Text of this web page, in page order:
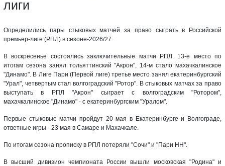
лиги
Определились пары стыковых матчей за право сыграть в Российской
премьер-лиге (РПЛ) в сезоне-2026/27.
В воскресенье состоялись заключительные матчи РПЛ. 13-е место по
итогам сезона занял тольяттинский "Акрон", 14-м стало махачкалинское
"Динамо". В Лиге Пари (Первой лиге) третье место занял екатеринбургский
"Урал", четвертым стал волгоградский "Ротор". В стыковых матчах за право
выступать в РПЛ "Акрон" сыграет с волгоградским "Ротором",
махачкалинское "Динамо" - с екатеринбургским "Уралом".
Первые стыковые матчи пройдут 20 мая в Екатеринбурге и Волгограде,
ответные игры - 23 мая в Самаре и Махачкале.
По итогам сезона прописку в РПЛ потеряли "Сочи" и "Пари НН".
В высший дивизион чемпионата России вышли московская "Родина" и